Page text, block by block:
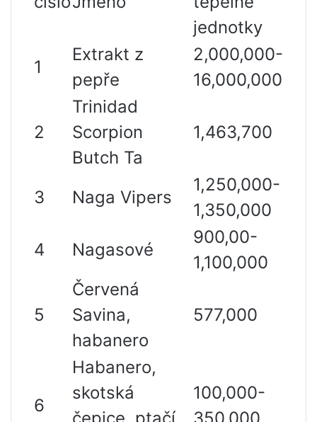
jednotky
1
Extrakt z
pepře
2,000,000-
16,000,000
2
Trinidad
Scorpion
Butch Ta
1,463,700
3 Naga Vipers
1,250,000-
1,350,000
4
Nagasové
900,00-
1,100,000
5
Červená
Savina,
habanero
577,000
6
Habanero,
skotská
100,000-